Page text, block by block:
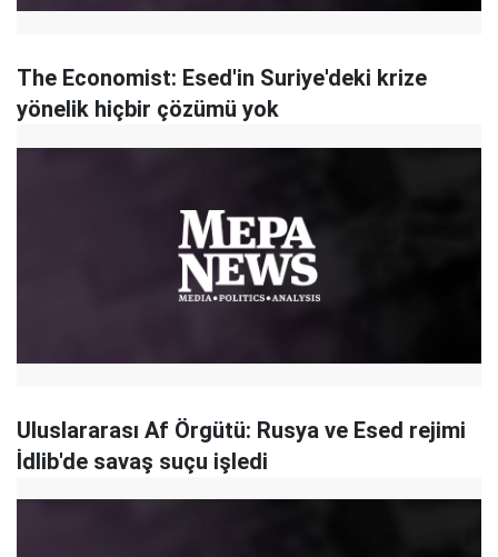
The Economist: Esed'in Suriye'deki krize
yönelik hiçbir çözümü yok
Uluslararası Af Örgütü: Rusya ve Esed rejimi
İdlib'de savaş suçu işledi